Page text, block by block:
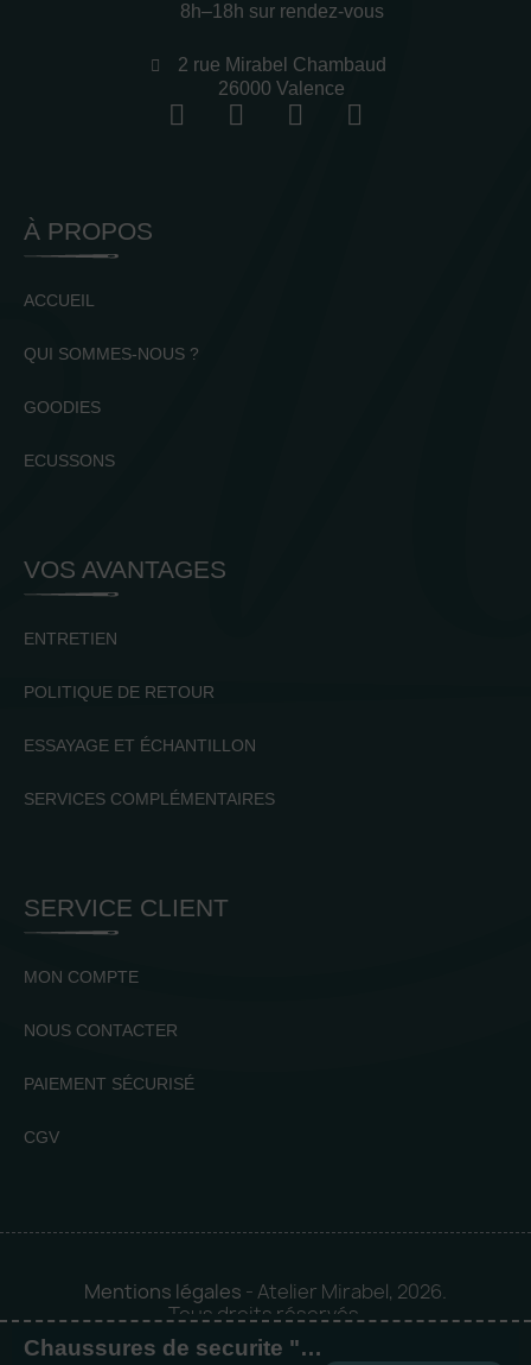
Chaussures de securite "Safety trainer"
8h–18h sur rendez-vous
2 rue Mirabel Chambaud
26000 Valence
À PROPOS
ACCUEIL
QUI SOMMES-NOUS ?
GOODIES
ECUSSONS
VOS AVANTAGES
ENTRETIEN
POLITIQUE DE RETOUR
ESSAYAGE ET ÉCHANTILLON
SERVICES COMPLÉMENTAIRES
SERVICE CLIENT
MON COMPTE
NOUS CONTACTER
PAIEMENT SÉCURISÉ
CGV
Mentions légales - Atelier Mirabel, 2026.
Tous droits réservés.